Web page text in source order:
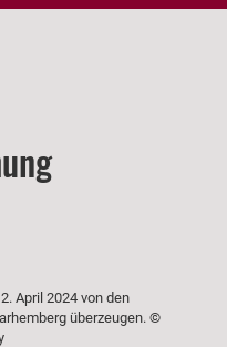
April 2024 von den
überzeugen. ©